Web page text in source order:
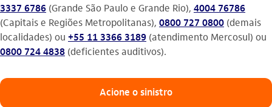
3337 6786 (Grande São Paulo e Grande Rio), 4004 76786
(Capitais e Regiões Metropolitanas), 0800 727 0800 (demais
localidades) ou +55 11 3366 3189 (atendimento Mercosul) ou
0800 724 4838 (deficientes auditivos).
Acione o sinistro